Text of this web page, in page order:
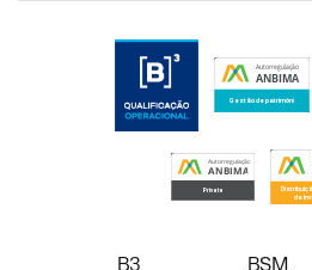
B3 BSM